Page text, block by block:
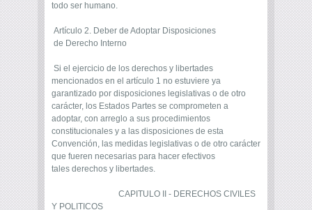
todo ser humano.
Artículo 2. Deber de Adoptar Disposiciones
de Derecho Interno
Si el ejercicio de los derechos y libertades
mencionados en el artículo 1 no estuviere ya
garantizado por disposiciones legislativas o de otro
carácter, los Estados Partes se comprometen a
adoptar, con arreglo a sus procedimientos
constitucionales y a las disposiciones de esta
Convención, las medidas legislativas o de otro carácter
que fueren necesarias para hacer efectivos
tales derechos y libertades.
CAPITULO II - DERECHOS CIVILES
Y POLITICOS